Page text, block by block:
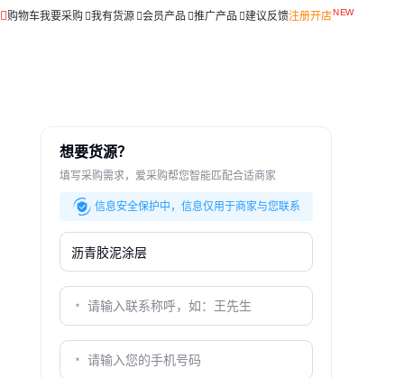
购物车我要采购 我有货源 会员产品 推广产品 建议反馈注册开店
想要货源？
填写采购需求，爱采购帮您智能匹配合适商家
信息安全保护中，信息仅用于商家与您联系